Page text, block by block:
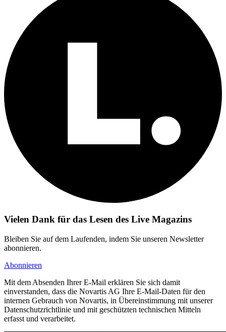
Vielen Dank für das Lesen des Live Magazins
Bleiben Sie auf dem Laufenden, indem Sie unseren Newsletter
abonnieren.
Abonnieren
Mit dem Absenden Ihrer E-Mail erklären Sie sich damit
einverstanden, dass die Novartis AG Ihre E-Mail-Daten für den
internen Gebrauch von Novartis, in Übereinstimmung mit unserer
Datenschutzrichtlinie und mit geschützten technischen Mitteln
erfasst und verarbeitet.